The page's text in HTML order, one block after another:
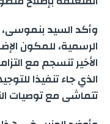
pI
n
r
a
m
e
n
g
r
e
وأكد السيد بنموسى،
الرسمية، للمكون
الذي جاء تنفيذا
تتماشى مع توصيات